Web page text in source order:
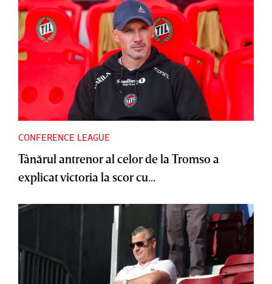
CONFERENCE LEAGUE
Tânărul antrenor al celor de la Tromso a
explicat victoria la scor cu...